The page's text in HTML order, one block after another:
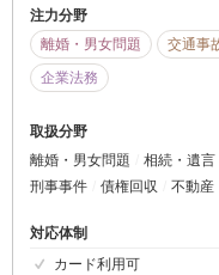
注力分野
離婚・男女問題
交通事
企業法務
取扱分野
離婚・男女問題
相続・遺言
刑事事件
債権回収 不動産
対応体制
カード利用可